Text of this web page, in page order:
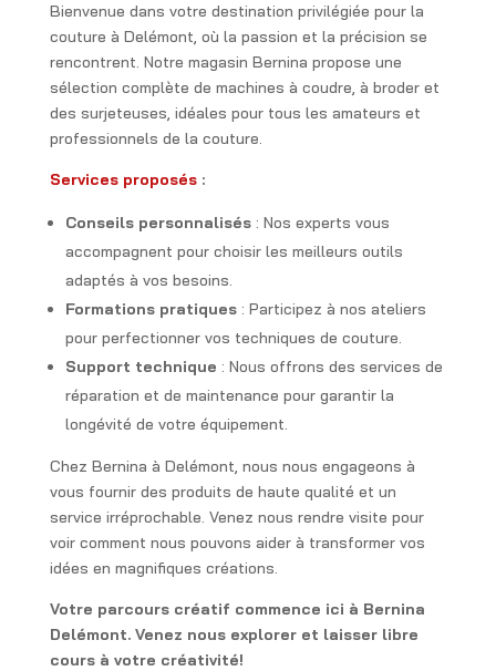
Bienvenue dans votre destination privilégiée pour la
couture à Delémont, où la passion et la précision se
rencontrent. Notre magasin Bernina propose une
sélection complète de machines à coudre, à broder et
des surjeteuses, idéales pour tous les amateurs et
professionnels de la couture.
Services proposés:
Conseils personnalisés: Nos experts vous
accompagnent pour choisir les meilleurs outils
adaptés à vos besoins.
Formations pratiques: Participez à nos ateliers
pour perfectionner vos techniques de couture.
Support technique : Nous offrons des services de
réparation et de maintenance pour garantir la
longévité de votre équipement.
Chez Bernina à Delémont, nous nous engageons à
vous fournir des produits de haute qualité et un
service irréprochable. Venez nous rendre visite pour
voir comment nous pouvons aider à transformer vos
idées en magnifiques créations.
Votre parcours créatif commence ici à Bernina
Delémont. Venez nous explorer et laisser libre
cours à votre créativité!